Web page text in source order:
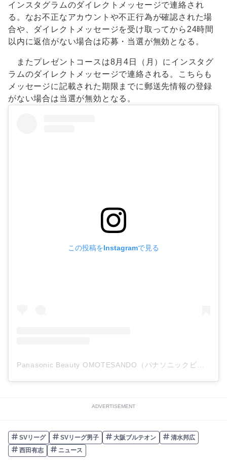
インスタグラムのダイレクトメッセージで連絡され
る。なお不正なアカウントや不正行為が確認された場
合や、ダイレクトメッセージを受け取ってから24時間
以内に返信がない場合は応募・当選が無効となる。
またプレゼントコースは8月4日（月）にインスタグ
ラムのダイレクトメッセージで連絡される。こちらも
メッセージに記載された期限までに郵送先情報の登録
がない場合は当選が無効となる。
この投稿をInstagramで見る
Panasonic Beauty OMOTESANDO（パナソニックビューティ表参道）(@panasonic_beauty_omotesando)がシェアした投稿
ADVERTISEMENT
SVリーグ SVリーグ男子 大阪ブルテオン
清水邦広
西田有志
ニュース